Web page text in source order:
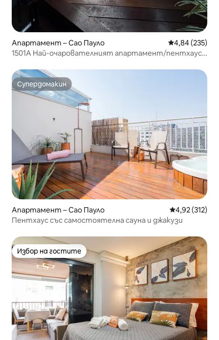
Апартамент – Сао Пауло Средна
4,84 (235)
1501A Най-очарователният апартамент/пентхаус
Супердомакин
Супердомакин
Апартамент – Сао Пауло Средна
4,92 (312)
Пентхаус със самостоятелна сауна и джакузи
Избор на гостите
Избор на гостите